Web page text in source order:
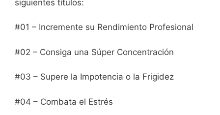
siguientes títulos:
#01 – Incremente su Rendimiento Profesional
#02 – Consiga una Súper Concentración
#03 – Supere la Impotencia o la Frigidez
#04 – Combata el Estrés